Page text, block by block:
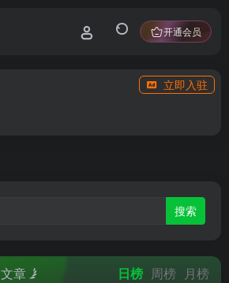
开通会员
立即入驻
文章 日榜 周榜 月榜